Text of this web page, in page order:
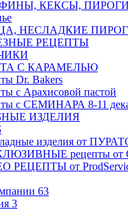
КЕКСЫ, ПИРОГИ
НЕСЛАДКИЕ
РЕЦЕПТЫ
С КАРАМЕЛЬЮ
Dr. Bakers
с Арахисовой пастой
с СЕМИНАРА 8-11
ИЗДЕЛИЯ
изделия от
рецепты от
РЕЦЕПТЫ от
63
3